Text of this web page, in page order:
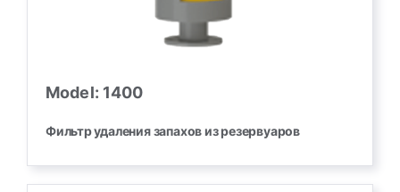
Model: 1400
Фильтр удаления запахов из резервуаров